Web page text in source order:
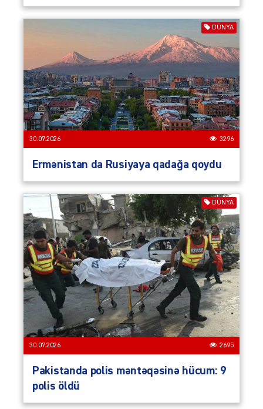
DÜNYA
30.07.2026 3296
Ermənistan da Rusiyaya qadağa qoydu
DÜNYA
30.07.2026 2695
Pakistanda polis məntəqəsinə hücum: 9
polis öldü